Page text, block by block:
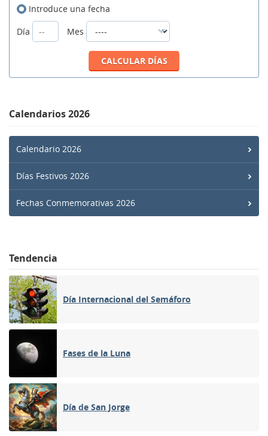
Introduce una fecha
Día
Mes
Calendarios 2026
Calendario 2026
Días Festivos 2026
Fechas Conmemorativas 2026
Tendencia
Día Internacional del Semáforo
Fases de la Luna
Día de San Jorge